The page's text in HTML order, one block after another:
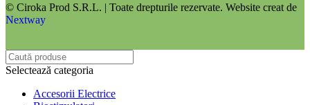
© Ciroka Prod S.R.L. | Toate drepturile rezervate. Website creat de
Nextway
Selectează categoria
Accesorii Electrice